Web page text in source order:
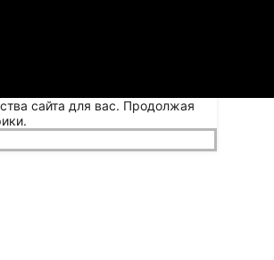
сайта для вас. Продолжая